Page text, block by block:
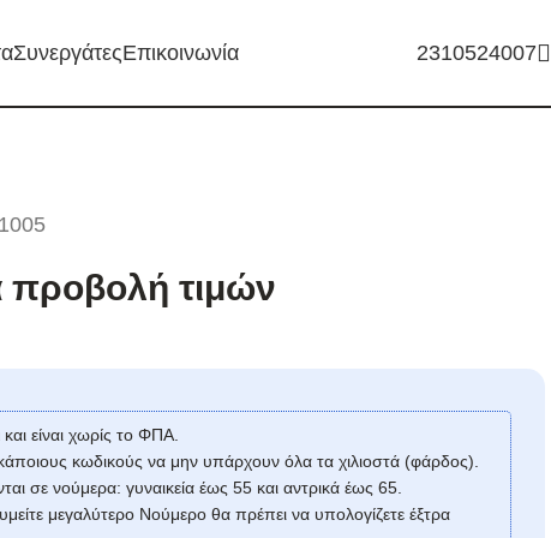
ΣυνεργάτεςΕπικοινωνία 2310524007
προβολή τιμών
είναι χωρίς το ΦΠΑ.
κωδικούς να μην υπάρχουν όλα τα χιλιοστά (φάρδος).
σε νούμερα: γυναικεία έως 55 και αντρικά έως 65.
μεγαλύτερο Νούμερο θα πρέπει να υπολογίζετε έξτρα